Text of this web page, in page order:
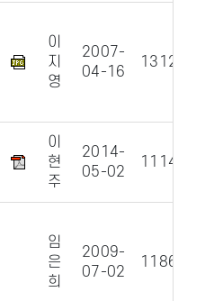
이
지
영
2007-
04-16
13122
이
현
주
2014-
05-02
11143
임
은
희
2009-
07-02
11864